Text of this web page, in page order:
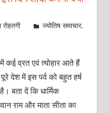
ज्योतिष समाचार,
कई व्रत एवं त्‍योहार आते हैं
देश में इस पर्व को बहुत हर्ष
बता दें कि धार्मिक
राम और माता सीता का